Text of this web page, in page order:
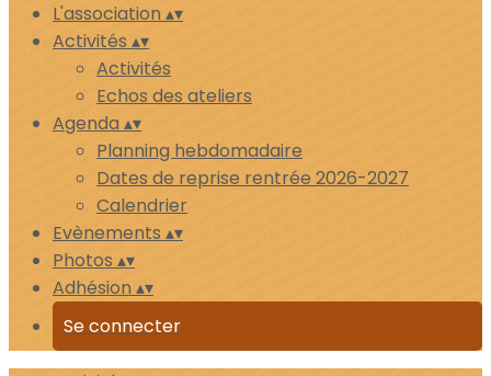
L'association▴▾
Activités ▴▾
Activités
Echos des ateliers
Agenda▴▾
Planning hebdomadaire
Dates de reprise rentrée 2026-2027
Calendrier
Evènements ▴▾
Photos ▴▾
Adhésion▴▾
Se connecter